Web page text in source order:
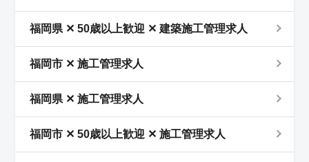
福岡県 ✕ 50歳以上歓迎 ✕ 建築施工管理求人
福岡市 ✕ 施工管理求人
福岡県 ✕ 施工管理求人
福岡市 ✕ 50歳以上歓迎 ✕ 施工管理求人